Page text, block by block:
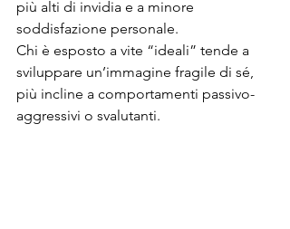
più alti di invidia e a minore
soddisfazione personale.
Chi è esposto a vite “ideali” tende a
sviluppare un’immagine fragile di sé,
più incline a comportamenti passivo-
aggressivi o svalutanti.